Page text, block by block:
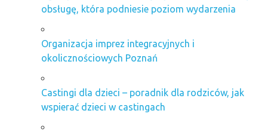
obsługę, która podniesie poziom wydarzenia
Organizacja imprez integracyjnych i
okolicznościowych Poznań
Castingi dla dzieci – poradnik dla rodziców, jak
wspierać dzieci w castingach